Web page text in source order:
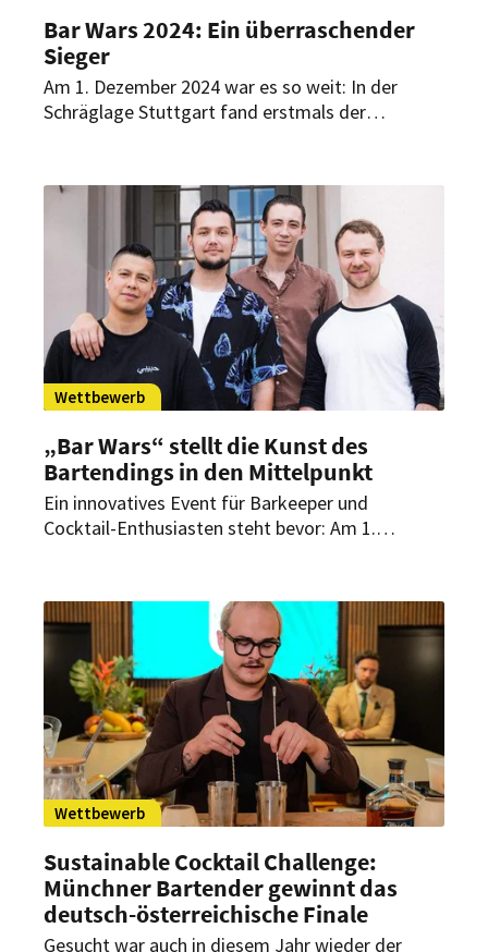
Bar Wars 2024: Ein überraschender
Sieger
Am 1. Dezember 2024 war es so weit: In der
Schräglage Stuttgart fand erstmals der
an. Überraschend war, wer den Sieg davontragen
Wettbewerb
„Bar Wars“ stellt die Kunst des
Bartendings in den Mittelpunkt
Ein innovatives Event für Barkeeper und
Cocktail-Enthusiasten steht bevor: Am 1.
Bartender treten hierbei im Eins-gegen-eins-
Duell gegeneinander an und messen sich in ihrer
Kreativität, Technik und Expertise.
Wettbewerb
Sustainable Cocktail Challenge:
Münchner Bartender gewinnt das
deutsch-österreichische Finale
Gesucht war auch in diesem Jahr wieder der